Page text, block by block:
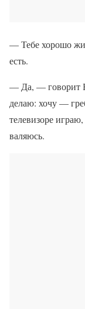
— Тебе хорошо
есть.
— Да, — говорит
делаю: хочу —
телевизоре
валяюсь.